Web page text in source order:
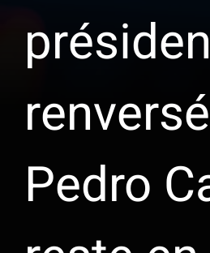
renversé
Pedro